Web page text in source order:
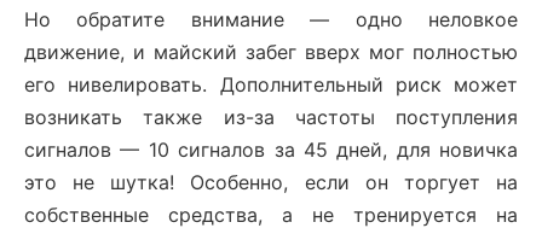
Но обратите внимание — одно неловкое
движение, и майский забег вверх мог полностью
его нивелировать. Дополнительный риск может
возникать также из-за частоты поступления
сигналов — 10 сигналов за 45 дней, для новичка
это не шутка! Особенно, если он торгует на
собственные средства, а не тренируется на